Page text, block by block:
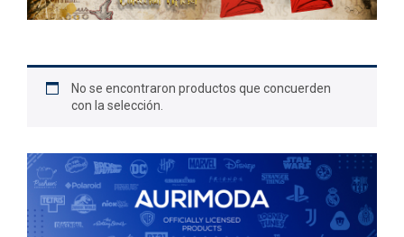
No se encontraron productos que concuerden
con la selección.